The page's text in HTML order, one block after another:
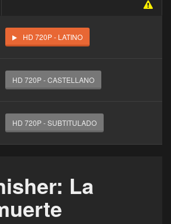
en el botón para desbloquear este
reproductor
1 - Abrir primer enlace
El acceso expira en 1 hora
HD 720P - LATINO
HD 720P - CASTELLANO
HD 720P - SUBTITULADO
La